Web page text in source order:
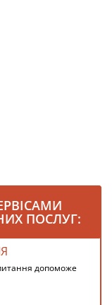
ПОСЛУГ:
допоможе